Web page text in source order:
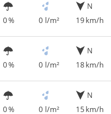
0 % 0 l/m²
N
19 km/h
0 % 0 l/m²
N
18 km/h
0 % 0 l/m²
N
15 km/h